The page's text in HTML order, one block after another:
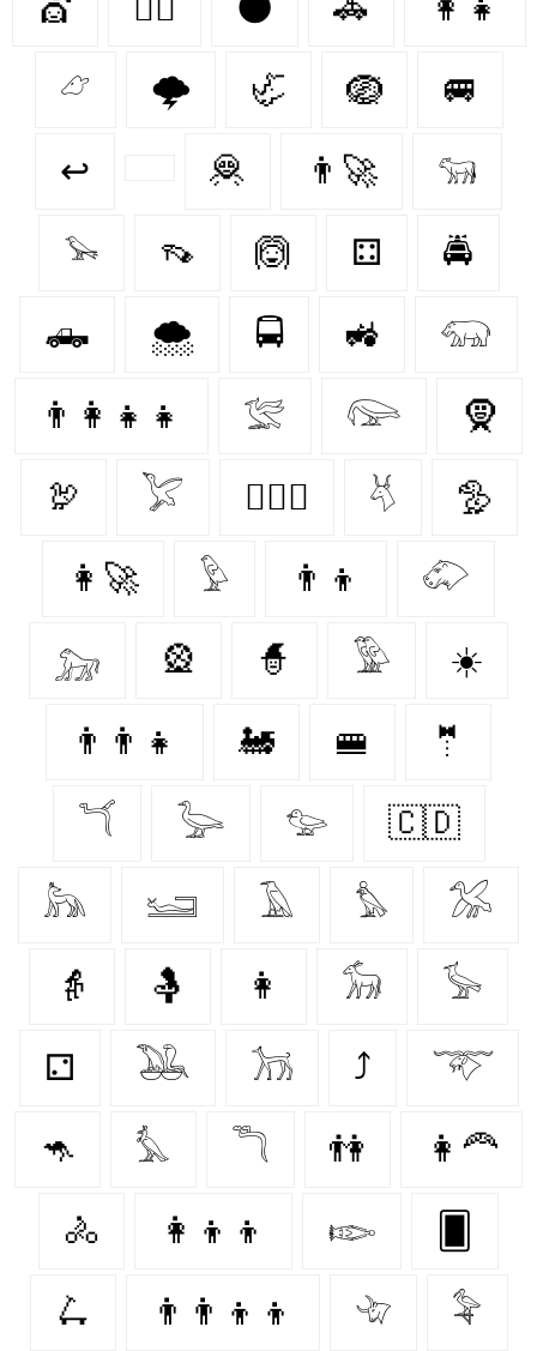
💇‍ 🐕‍🦺 🌑 🚓 👩‍👧
𓃿 🌩️ 🦏 🪺 🚐
↩ 🦧 👨‍🚀 𓃔
𓅩 👡 🙆‍ ⚃ 🚔
🛻 🌨️ 🚍 🚜 𓃯
👨‍👩‍👧‍👧 𓅛 𓅼 🧕
🦃 𓅯 👩‍❤️‍👩 𓄃 🦤
👩‍🚀 𓅱 👨‍👦 𓄁
𓃷 🎡 🧙‍ 𓅳 ☀️
👨‍👨‍👧 🚂 🚝 🤵‍
𓆔 𓅬 𓅰 🇨🇩
𓃦 𓆒 𓄿 𓅊 𓅮
👵 🤱 👩‍ 𓃘 𓅚
⚁ 𓅒 𓃡 ⤴ 𓄅
🦘 𓅘 𓆕 👫 👩‍🦰
🚴‍ 👩‍👦‍👦 𓆢
🛴 👨‍👨‍👦‍👦 𓄀 𓅝